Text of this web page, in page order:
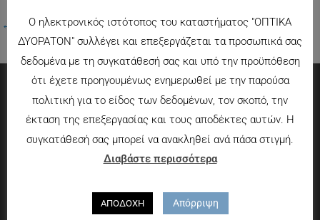
← Προηγούμενο Πολυμέσα
Πληροφορίες
Τρόποι πληρωμής
Τρόποι αποστολής
Που θα μας βρείτε
Ο ηλεκτρονικός ιστότοπος του καταστήματος "ΟΠΤΙΚΑ
ΔΥΟΡΑΤΟΝ" συλλέγει και επεξεργάζεται τα προσωπικά σας
δεδομένα με τη συγκατάθεσή σας και υπό την προϋπόθεση
ότι έχετε προηγουμένως ενημερωθεί με την παρούσα
πολιτική για το είδος των δεδομένων, τον σκοπό, την
έκταση της επεξεργασίας και τους αποδέκτες αυτών. Η
συγκατάθεσή σας μπορεί να ανακληθεί ανά πάσα στιγμή.
Διαβάστε περισσότερα
ΑΠΟΔΟΧΗ Απόρριψη